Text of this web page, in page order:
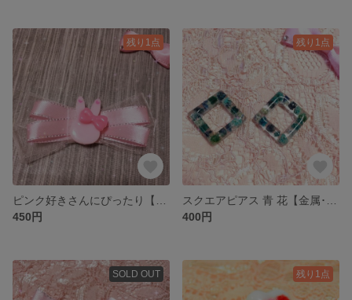
残り1点
450円
残り1点
400円
SOLD OUT 残り1点